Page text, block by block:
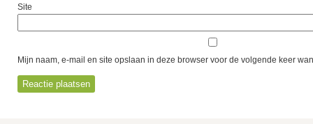
Site
Mijn naam, e-mail en site opslaan in deze browser voor de volgende keer